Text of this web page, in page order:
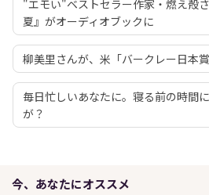
"エモい"ベストセラー作家・燃え殻
夏』がオーディオブックに
柳美里さんが、米「バークレー日本
毎日忙しいあなたに。寝る前の時間
が？
今、あなたにオススメ